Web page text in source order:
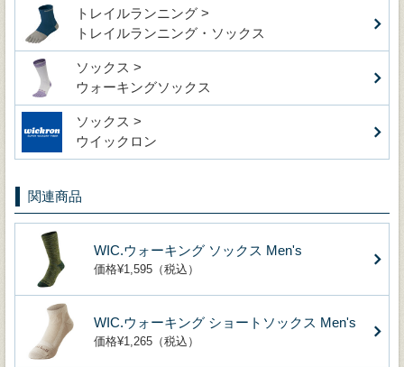
トレイルランニング >
トレイルランニング・ソックス
ソックス >
ウォーキングソックス
ソックス >
ウイックロン
関連商品
WIC.ウォーキング ソックス Men's
価格¥1,595（税込）
WIC.ウォーキング ショートソックス Men's
価格¥1,265（税込）